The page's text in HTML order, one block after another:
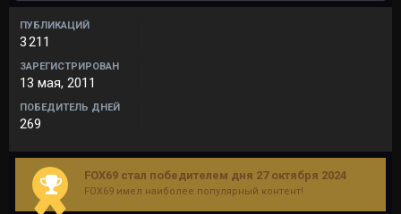
ПУБЛИКАЦИЙ
3 211
ЗАРЕГИСТРИРОВАН
13 мая, 2011
ПОБЕДИТЕЛЬ ДНЕЙ
269
FOX69 стал победителем дня 27 октября 2024
FOX69 имел наиболее популярный контент!